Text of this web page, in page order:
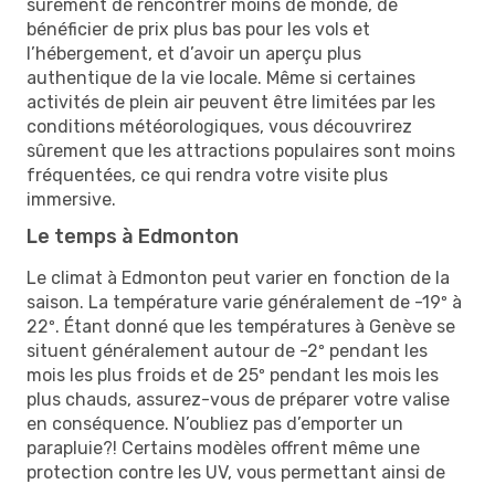
sûrement de rencontrer moins de monde, de
bénéficier de prix plus bas pour les vols et
l’hébergement, et d’avoir un aperçu plus
authentique de la vie locale. Même si certaines
activités de plein air peuvent être limitées par les
conditions météorologiques, vous découvrirez
sûrement que les attractions populaires sont moins
fréquentées, ce qui rendra votre visite plus
immersive.
Le temps à Edmonton
Le climat à Edmonton peut varier en fonction de la
saison. La température varie généralement de -19º à
22º. Étant donné que les températures à Genève se
situent généralement autour de -2º pendant les
mois les plus froids et de 25º pendant les mois les
plus chauds, assurez-vous de préparer votre valise
en conséquence. N’oubliez pas d’emporter un
parapluie?! Certains modèles offrent même une
protection contre les UV, vous permettant ainsi de